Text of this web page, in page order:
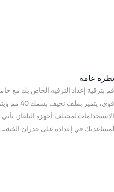
نظرة عامة
قم بترقية إعداد الترفيه الخاص بك مع
الاستخدامات لمختلف أجهزة التلفاز.
لمساعدتك في إعداده على جدران